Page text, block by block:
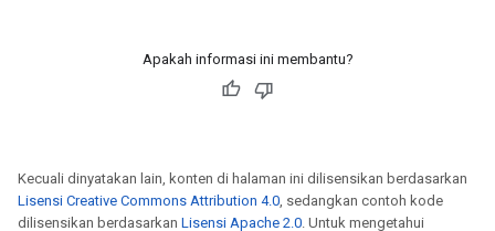
Apakah informasi ini membantu?
Kecuali dinyatakan lain, konten di halaman ini dilisensikan berdasarkan
Lisensi Creative Commons Attribution 4.0, sedangkan contoh kode
dilisensikan berdasarkan Lisensi Apache 2.0. Untuk mengetahui